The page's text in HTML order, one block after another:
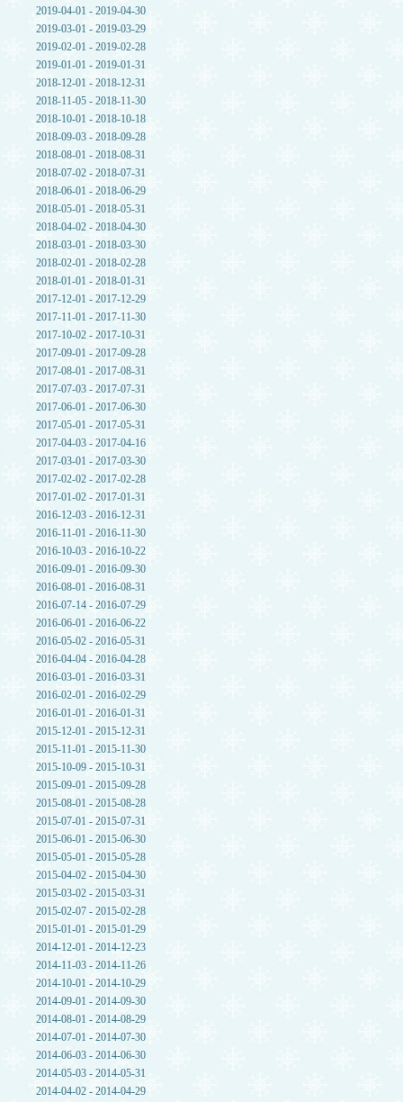
2019-04-01 - 2019-04-30
2019-03-01 - 2019-03-29
2019-02-01 - 2019-02-28
2019-01-01 - 2019-01-31
2018-12-01 - 2018-12-31
2018-11-05 - 2018-11-30
2018-10-01 - 2018-10-18
2018-09-03 - 2018-09-28
2018-08-01 - 2018-08-31
2018-07-02 - 2018-07-31
2018-06-01 - 2018-06-29
2018-05-01 - 2018-05-31
2018-04-02 - 2018-04-30
2018-03-01 - 2018-03-30
2018-02-01 - 2018-02-28
2018-01-01 - 2018-01-31
2017-12-01 - 2017-12-29
2017-11-01 - 2017-11-30
2017-10-02 - 2017-10-31
2017-09-01 - 2017-09-28
2017-08-01 - 2017-08-31
2017-07-03 - 2017-07-31
2017-06-01 - 2017-06-30
2017-05-01 - 2017-05-31
2017-04-03 - 2017-04-16
2017-03-01 - 2017-03-30
2017-02-02 - 2017-02-28
2017-01-02 - 2017-01-31
2016-12-03 - 2016-12-31
2016-11-01 - 2016-11-30
2016-10-03 - 2016-10-22
2016-09-01 - 2016-09-30
2016-08-01 - 2016-08-31
2016-07-14 - 2016-07-29
2016-06-01 - 2016-06-22
2016-05-02 - 2016-05-31
2016-04-04 - 2016-04-28
2016-03-01 - 2016-03-31
2016-02-01 - 2016-02-29
2016-01-01 - 2016-01-31
2015-12-01 - 2015-12-31
2015-11-01 - 2015-11-30
2015-10-09 - 2015-10-31
2015-09-01 - 2015-09-28
2015-08-01 - 2015-08-28
2015-07-01 - 2015-07-31
2015-06-01 - 2015-06-30
2015-05-01 - 2015-05-28
2015-04-02 - 2015-04-30
2015-03-02 - 2015-03-31
2015-02-07 - 2015-02-28
2015-01-01 - 2015-01-29
2014-12-01 - 2014-12-23
2014-11-03 - 2014-11-26
2014-10-01 - 2014-10-29
2014-09-01 - 2014-09-30
2014-08-01 - 2014-08-29
2014-07-01 - 2014-07-30
2014-06-03 - 2014-06-30
2014-05-03 - 2014-05-31
2014-04-02 - 2014-04-29